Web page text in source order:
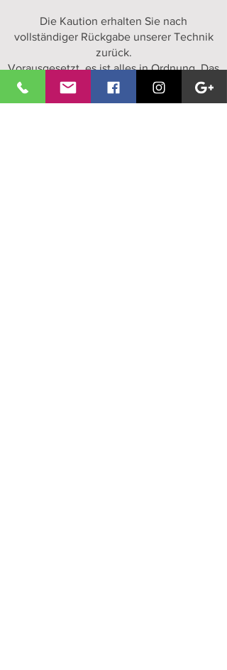
Die Kaution erhalten Sie nach
vollständiger Rückgabe unserer Technik
zurück.
Vorausgesetzt, es ist alles in Ordnung. Das
prüft unser Lager bei der Rücknahme.